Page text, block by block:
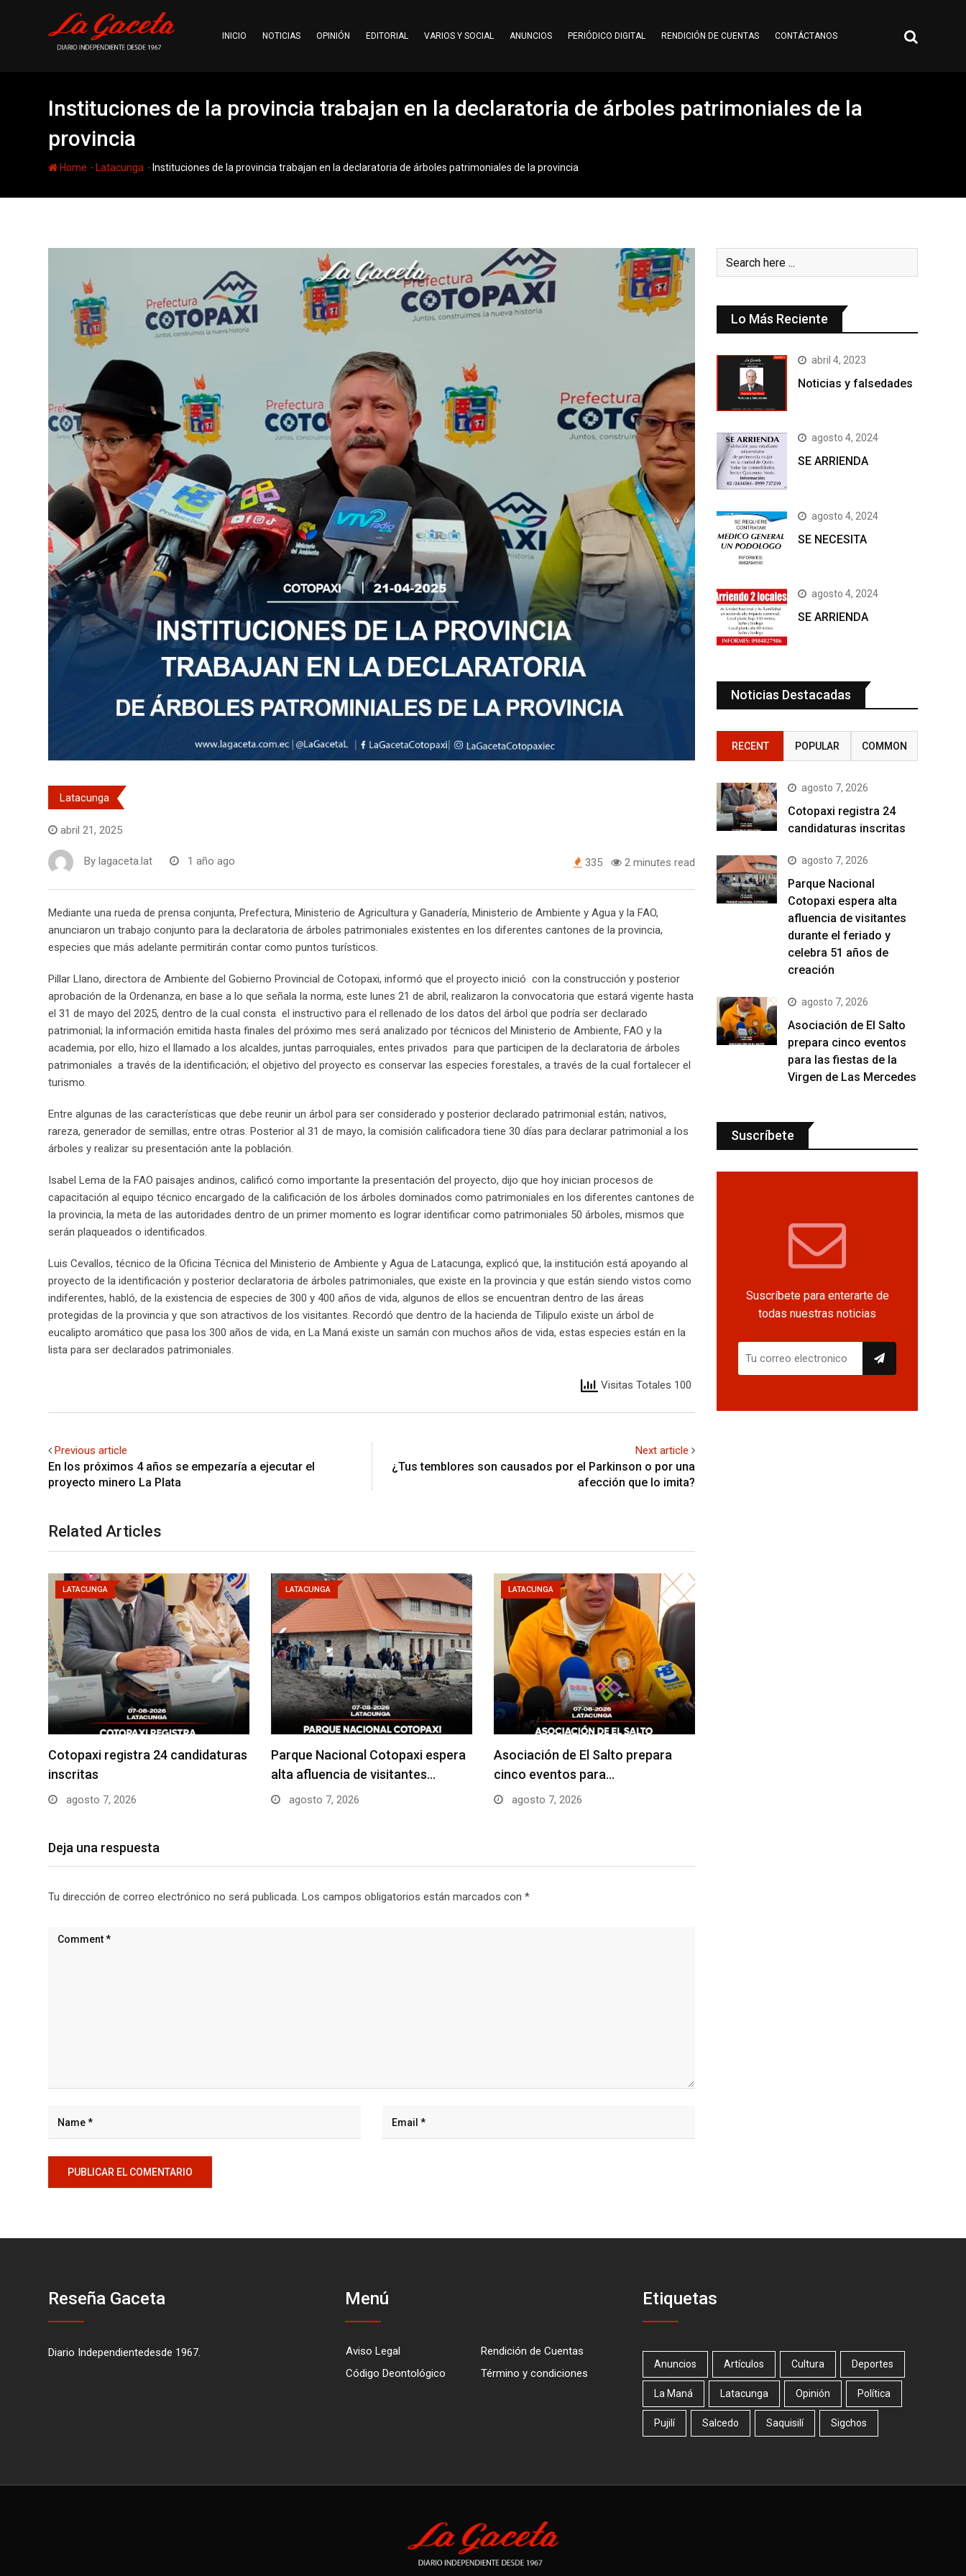
INICIO NOTICIAS OPINIÓN EDITORIAL VARIOS Y SOCIAL ANUNCIOS PERIÓDICO DIGITAL RENDICIÓN DE CUENTAS CONTÁCTANOS
Instituciones de la provincia trabajan en la declaratoria de árboles patrimoniales de la
provincia
Home - Latacunga - Instituciones de la provincia trabajan en la declaratoria de árboles patrimoniales de la provincia
Latacunga
abril 21, 2025
By lagaceta.lat 1 año ago 335 2 minutes read
Mediante una rueda de prensa conjunta, Prefectura, Ministerio de Agricultura y Ganadería, Ministerio de Ambiente y Agua y la FAO,
anunciaron un trabajo conjunto para la declaratoria de árboles patrimoniales existentes en los diferentes cantones de la provincia,
especies que más adelante permitirán contar como puntos turísticos.
Pillar Llano, directora de Ambiente del Gobierno Provincial de Cotopaxi, informó que el proyecto inició con la construcción y posterior
aprobación de la Ordenanza, en base a lo que señala la norma, este lunes 21 de abril, realizaron la convocatoria que estará vigente hasta
el 31 de mayo del 2025, dentro de la cual consta el instructivo para el rellenado de los datos del árbol que podría ser declarado
patrimonial; la información emitida hasta finales del próximo mes será analizado por técnicos del Ministerio de Ambiente, FAO y la
academia, por ello, hizo el llamado a los alcaldes, juntas parroquiales, entes privados para que participen de la declaratoria de árboles
patrimoniales a través de la identificación; el objetivo del proyecto es conservar las especies forestales, a través de la cual fortalecer el
turismo.
Entre algunas de las características que debe reunir un árbol para ser considerado y posterior declarado patrimonial están; nativos,
rareza, generador de semillas, entre otras. Posterior al 31 de mayo, la comisión calificadora tiene 30 días para declarar patrimonial a los
árboles y realizar su presentación ante la población.
Isabel Lema de la FAO paisajes andinos, calificó como importante la presentación del proyecto, dijo que hoy inician procesos de
capacitación al equipo técnico encargado de la calificación de los árboles dominados como patrimoniales en los diferentes cantones de
la provincia, la meta de las autoridades dentro de un primer momento es lograr identificar como patrimoniales 50 árboles, mismos que
serán plaqueados o identificados.
Luis Cevallos, técnico de la Oficina Técnica del Ministerio de Ambiente y Agua de Latacunga, explicó que, la institución está apoyando al
proyecto de la identificación y posterior declaratoria de árboles patrimoniales, que existe en la provincia y que están siendo vistos como
indiferentes, habló, de la existencia de especies de 300 y 400 años de vida, algunos de ellos se encuentran dentro de las áreas
protegidas de la provincia y que son atractivos de los visitantes. Recordó que dentro de la hacienda de Tilipulo existe un árbol de
eucalipto aromático que pasa los 300 años de vida, en La Maná existe un samán con muchos años de vida, estas especies están en la
lista para ser declarados patrimoniales.
Visitas Totales 100
Previous article
En los próximos 4 años se empezaría a ejecutar el
proyecto minero La Plata
Next article
¿Tus temblores son causados por el Parkinson o por una
afección que lo imita?
Related Articles
LATACUNGA
Cotopaxi registra 24 candidaturas
inscritas
agosto 7, 2026
LATACUNGA
Parque Nacional Cotopaxi espera
alta afluencia de visitantes…
agosto 7, 2026
LATACUNGA
Asociación de El Salto prepara
cinco eventos para…
agosto 7, 2026
Deja una respuesta
Tu dirección de correo electrónico no será publicada. Los campos obligatorios están marcados con *
Lo Más Reciente
abril 4, 2023
Noticias y falsedades
agosto 4, 2024
SE ARRIENDA
agosto 4, 2024
SE NECESITA
agosto 4, 2024
SE ARRIENDA
Noticias Destacadas
RECENT POPULAR COMMON
agosto 7, 2026
Cotopaxi registra 24
candidaturas inscritas
agosto 7, 2026
Parque Nacional
Cotopaxi espera alta
afluencia de visitantes
durante el feriado y
celebra 51 años de
creación
agosto 7, 2026
Asociación de El Salto
prepara cinco eventos
para las fiestas de la
Virgen de Las Mercedes
Suscríbete
Suscríbete para enterarte de
todas nuestras noticias
Reseña Gaceta
Diario Independientedesde 1967.
Menú
Aviso Legal
Rendición de Cuentas
Código Deontológico
Término y condiciones
Etiquetas
Anuncios Artículos Cultura Deportes
La Maná Latacunga Opinión Política
Pujilí Salcedo Saquisilí Sigchos